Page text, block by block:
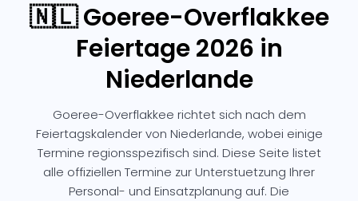
🇳🇱 Goeree-Overflakkee
Feiertage 2026 in
Niederlande
Goeree-Overflakkee richtet sich nach dem
Feiertagskalender von Niederlande, wobei einige
Termine regionsspezifisch sind. Diese Seite listet
alle offiziellen Termine zur Unterstuetzung Ihrer
Personal- und Einsatzplanung auf. Die